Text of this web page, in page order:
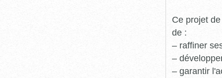
Ce projet
de :
– raffiner
–
– garantir